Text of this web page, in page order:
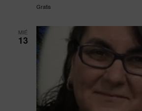
Gratis
MIÉ
13